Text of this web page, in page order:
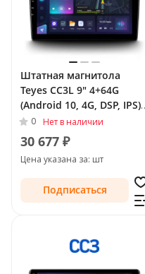
Штатная магнитола
Teyes CC3L 9" 4+64G
(Android 10, 4G, DSP, IPS)
для Audi TT II (8J) 2006 -
2010
0 Нет в наличии
30 677 ₽
Цена указана за: шт
Подписаться